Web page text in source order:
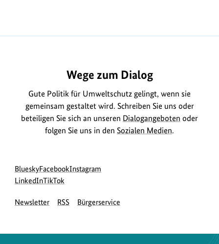
Wege zum Dialog
Gute Politik für Umweltschutz gelingt, wenn sie
gemeinsam gestaltet wird. Schreiben Sie uns oder
beteiligen Sie sich an unseren Dialogangeboten oder
folgen Sie uns in den Sozialen Medien.
Social
Media
Blueskyzur
Bluesky-
des
Facebookzur
des
Instagram
des
LinkedInzur
Seite
zur
Seite
TikTok
Newsletter RSS Bürgerservice